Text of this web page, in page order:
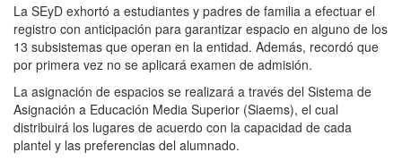
La SEyD exhortó a estudiantes y padres de familia a efectuar el
registro con anticipación para garantizar espacio en alguno de los
13 subsistemas que operan en la entidad. Además, recordó que
por primera vez no se aplicará examen de admisión.
La asignación de espacios se realizará a través del Sistema de
Asignación a Educación Media Superior (Siaems), el cual
distribuirá los lugares de acuerdo con la capacidad de cada
plantel y las preferencias del alumnado.